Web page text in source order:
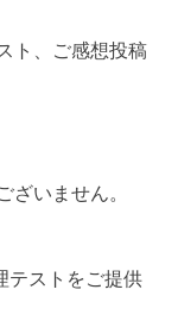
ト、ご感想投稿
いません。
テストをご提供